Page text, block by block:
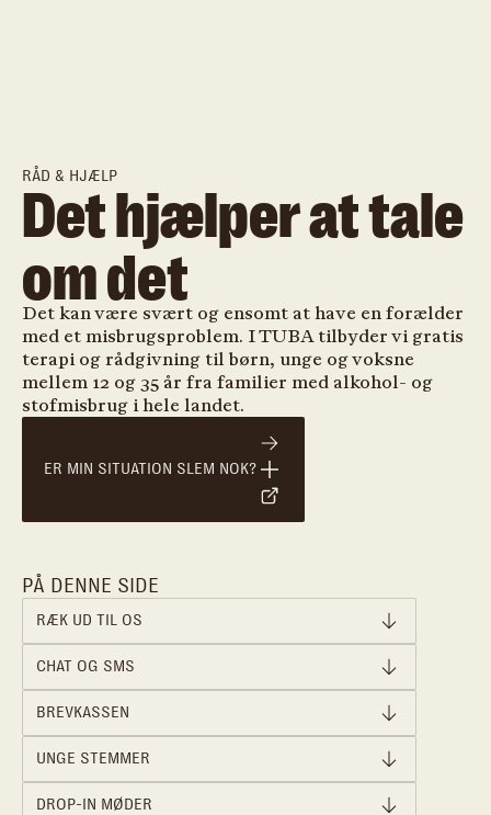
RÅD & HJÆLP
Det hjælper at tale
om det
Det kan være svært og ensomt at have en forælder
med et misbrugsproblem. I TUBA tilbyder vi gratis
terapi og rådgivning til børn, unge og voksne
mellem 12 og 35 år fra familier med alkohol- og
stofmisbrug i hele landet.
ER MIN SITUATION SLEM NOK?
PÅ DENNE SIDE
RÆK UD TIL OS
CHAT OG SMS
BREVKASSEN
UNGE STEMMER
DROP-IN MØDER